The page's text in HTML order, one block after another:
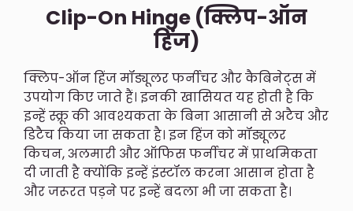
Clip-On Hinge (क्लिप-ऑन
हिंज)
क्लिप-ऑन हिंज मॉड्यूलर फर्नीचर और कैबिनेट्स में
उपयोग किए जाते हैं। इनकी खासियत यह होती है कि
इन्हें स्क्रू की आवश्यकता के बिना आसानी से अटैच और
डिटैच किया जा सकता है। इन हिंज को मॉड्यूलर
किचन, अलमारी और ऑफिस फर्नीचर में प्राथमिकता
दी जाती है क्योंकि इन्हें इंस्टॉल करना आसान होता है
और जरूरत पड़ने पर इन्हें बदला भी जा सकता है।